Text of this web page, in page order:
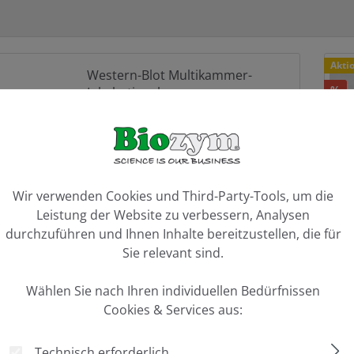
Western-Blot Multikammer-
Inkubationsbox
von Membranen
komplett transparent, 6 Segmente à
2.7 x 8.1 cm
50,00 €* 65,00 €*
%
Western - Blot Inkubationsbox, 7
x 5 cm
Wir verwenden Cookies und Third-Party-Tools, um die
Leistung der Website zu verbessern, Analysen
durchzuführen und Ihnen Inhalte bereitzustellen, die für
Sie relevant sind.
Wählen Sie nach Ihren individuellen Bedürfnissen
Cookies & Services aus: